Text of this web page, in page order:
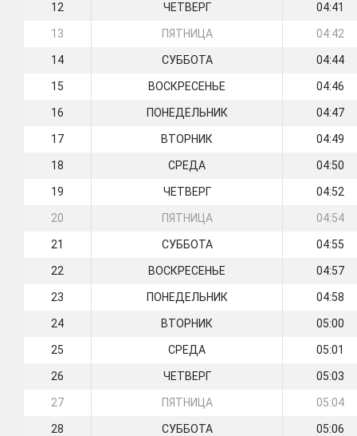
12 ЧЕТВЕРГ 04:41
13 ПЯТНИЦА 04:42
14 СУББОТА 04:44
15 ВОСКРЕСЕНЬЕ 04:46
16 ПОНЕДЕЛЬНИК 04:47
17 ВТОРНИК 04:49
18 СРЕДА 04:50
19 ЧЕТВЕРГ 04:52
20 ПЯТНИЦА 04:54
21 СУББОТА 04:55
22 ВОСКРЕСЕНЬЕ 04:57
23 ПОНЕДЕЛЬНИК 04:58
24 ВТОРНИК 05:00
25 СРЕДА 05:01
26 ЧЕТВЕРГ 05:03
27 ПЯТНИЦА 05:04
28 СУББОТА 05:06